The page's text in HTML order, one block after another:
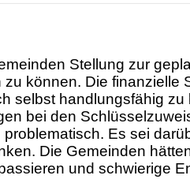
Stellung zur
können. Die finanzielle
selbst handlungsfähig
bei den
Es sei
Die Gemeinden
und schwierige